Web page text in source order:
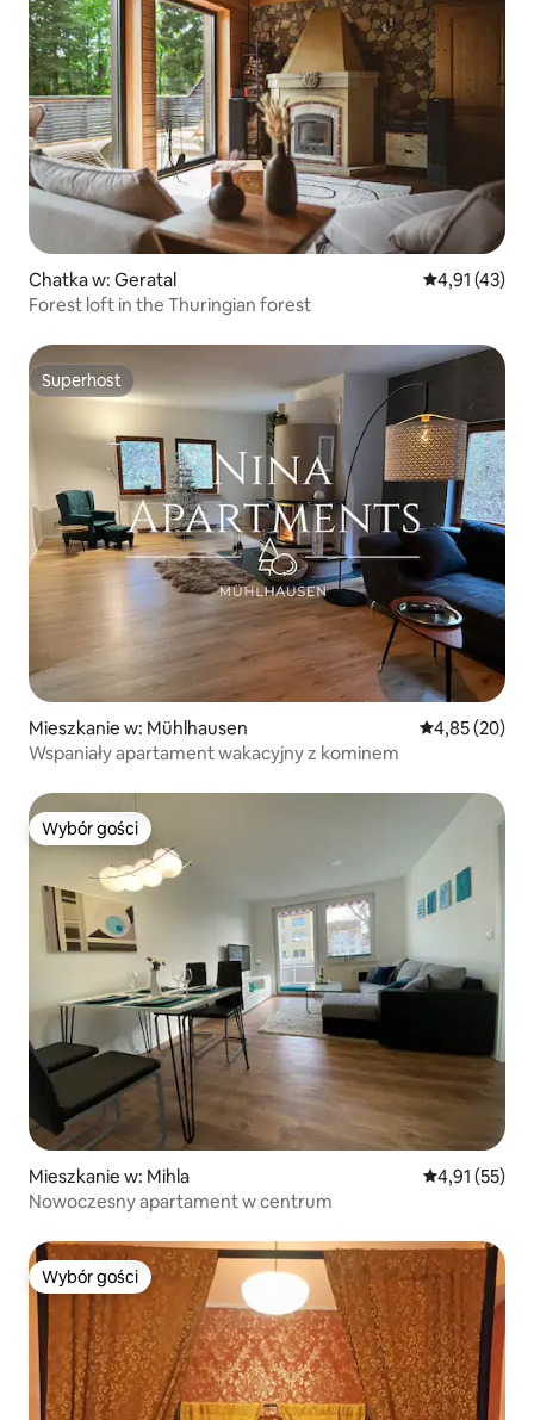
Chatka w: Geratal Średnia
4,91 (43)
Forest loft in the Thuringian forest
Superhost
Superhost
Mieszkanie w: Mühlhausen Średnia
4,85 (20)
Wspaniały apartament wakacyjny z kominem
Wybór gości
Wybór gości
Mieszkanie w: Mihla Średnia
4,91 (55)
Nowoczesny apartament w centrum
Wybór gości
Wybór gości